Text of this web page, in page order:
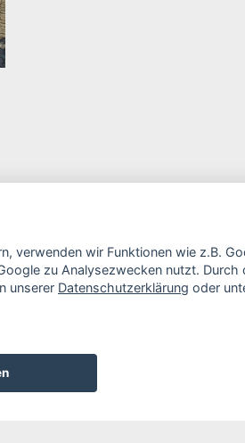
verwenden wir Funktionen wie z.B.
zu Analysezwecken nutzt.
unserer Datenschutzerklärung oder